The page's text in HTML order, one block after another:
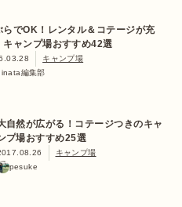
らでOK！レンタル＆コテージが充
キャンプ場おすすめ42選
キャンプ場
編集部
自然が広がる！コテージつきのキャ
プ場おすすめ25選
キャンプ場
pesuke